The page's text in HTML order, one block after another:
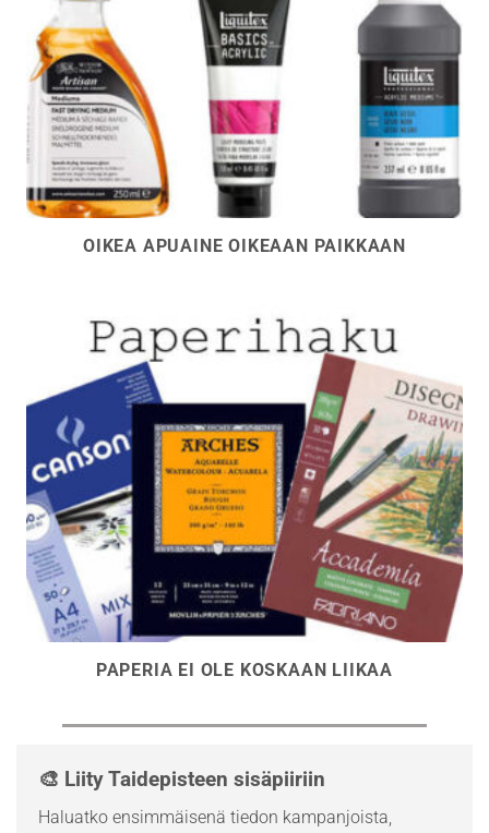
OIKEA APUAINE OIKEAAN PAIKKAAN
PAPERIA EI OLE KOSKAAN LIIKAA
🎨 Liity Taidepisteen sisäpiiriin
Haluatko ensimmäisenä tiedon kampanjoista,